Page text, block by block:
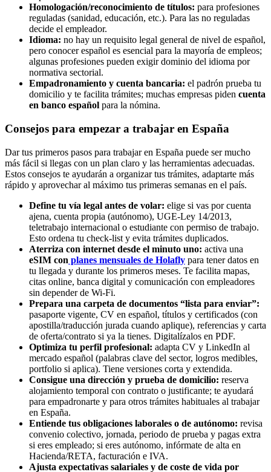
Homologación/reconocimiento de títulos: para profesiones
reguladas (sanidad, educación, etc.). Para las no reguladas
decide el empleador.
Idioma: no hay un requisito legal general de nivel de español,
pero conocer español es esencial para la mayoría de empleos;
algunas profesiones pueden exigir dominio del idioma por
normativa sectorial.
Empadronamiento y cuenta bancaria: el padrón prueba tu
domicilio y te facilita trámites; muchas empresas piden cuenta
en banco español para la nómina.
Consejos para empezar a trabajar en España
Dar tus primeros pasos para trabajar en España puede ser mucho
más fácil si llegas con un plan claro y las herramientas adecuadas.
Estos consejos te ayudarán a organizar tus trámites, adaptarte más
rápido y aprovechar al máximo tus primeras semanas en el país.
Define tu vía legal antes de volar: elige si vas por cuenta
ajena, cuenta propia (autónomo), UGE‑Ley 14/2013,
teletrabajo internacional o estudiante con permiso de trabajo.
Esto ordena tu check‑list y evita trámites duplicados.
Aterriza con internet desde el minuto uno: activa una
eSIM con planes mensuales de Holafly para tener datos en
tu llegada y durante los primeros meses. Te facilita mapas,
citas online, banca digital y comunicación con empleadores
sin depender de Wi‑Fi.
Prepara una carpeta de documentos “lista para enviar”:
pasaporte vigente, CV en español, títulos y certificados (con
apostilla/traducción jurada cuando aplique), referencias y carta
de oferta/contrato si ya la tienes. Digitalízalos en PDF.
Optimiza tu perfil profesional: adapta CV y LinkedIn al
mercado español (palabras clave del sector, logros medibles,
portfolio si aplica). Tiene versiones corta y extendida.
Consigue una dirección y prueba de domicilio: reserva
alojamiento temporal con contrato o justificante; te ayudará
para empadronarte y para otros trámites habituales al trabajar
en España.
Entiende tus obligaciones laborales o de autónomo: revisa
convenio colectivo, jornada, periodo de prueba y pagas extra
si eres empleado; si eres autónomo, infórmate de alta en
Hacienda/RETA, facturación e IVA.
Ajusta expectativas salariales y de coste de vida por